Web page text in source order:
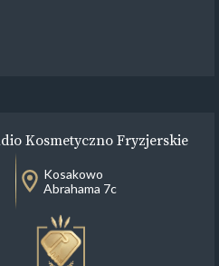
Kosmetyczno Fryzjerskie
Kosakowo
Abrahama 7c